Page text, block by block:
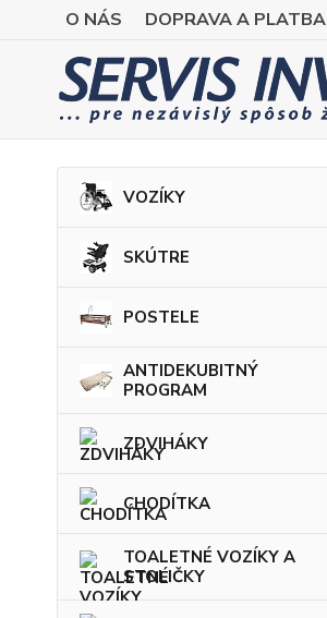
O NÁS DOPRAVA A PLATBA
VOZÍKY
SKÚTRE
POSTELE
ANTIDEKUBITNÝ
PROGRAM
ZDVIHÁKY
CHODÍTKA
TOALETNÉ VOZÍKY A
STOLIČKY